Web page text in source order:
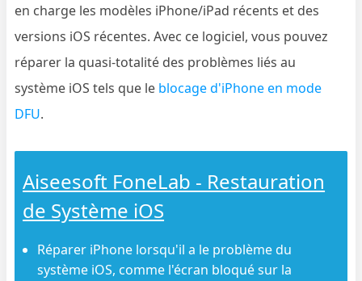
en charge les modèles iPhone/iPad récents et des
versions iOS récentes. Avec ce logiciel, vous pouvez
réparer la quasi-totalité des problèmes liés au
système iOS tels que le blocage d'iPhone en mode
DFU.
Aiseesoft FoneLab - Restauration
de Système iOS
Réparer iPhone lorsqu'il a le problème du
système iOS, comme l'écran bloqué sur la